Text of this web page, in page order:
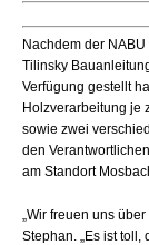
Nachdem der
Tilinsky
Verfügung gestellt
Holzverarbeitung je
sowie zwei
den
am Standort
„Wir freuen uns
Stephan. „Es ist